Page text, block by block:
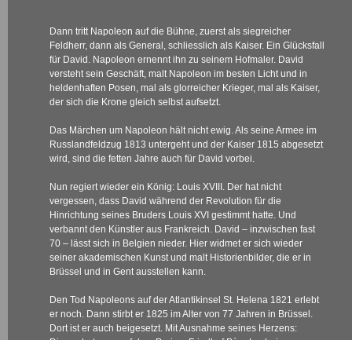
Dann tritt Napoleon auf die Bühne, zuerst als siegreicher
Feldherr, dann als General, schliesslich als Kaiser. Ein Glücksfall
für David. Napoleon ernennt ihn zu seinem Hofmaler. David
versteht sein Geschäft, malt Napoleon im besten Licht und in
heldenhaften Posen, mal als glorreicher Krieger, mal als Kaiser,
der sich die Krone gleich selbst aufsetzt.
Das Märchen um Napoleon hält nicht ewig. Als seine Armee im
Russlandfeldzug 1813 untergeht und der Kaiser 1815 abgesetzt
wird, sind die fetten Jahre auch für David vorbei.
Nun regiert wieder ein König: Louis XVIII. Der hat nicht
vergessen, dass David während der Revolution für die
Hinrichtung seines Bruders Louis XVI gestimmt hatte. Und
verbannt den Künstler aus Frankreich. David – inzwischen fast
70 – lässt sich in Belgien nieder. Hier widmet er sich wieder
seiner akademischen Kunst und malt Historienbilder, die er in
Brüssel und in Gent ausstellen kann.
Den Tod Napoleons auf der Atlantikinsel St. Helena 1821 erlebt
er noch. Dann stirbt er 1825 im Alter von 77 Jahren in Brüssel.
Dort ist er auch beigesetzt. Mit Ausnahme seines Herzens: